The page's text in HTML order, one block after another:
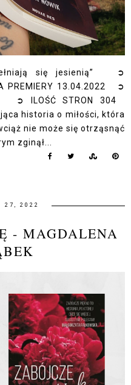
się jesienią” ➲
PREMIERY 13.04.2022 ➲
➲ ILOŚĆ STRON 304
historia o miłości, która
nie może się otrząsnąć
zginął...
2022
- MAGDALENA